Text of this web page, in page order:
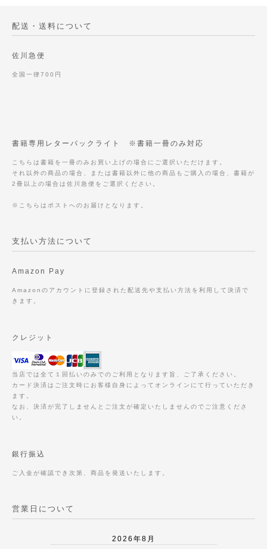
配送・送料について
佐川急便
全国一律700円
書籍専用レターパックライト ※書籍一冊のみ対応
こちらは書籍を一冊のみお買い上げの場合にご選択いただけます。
それ以外の商品の場合、または書籍以外に他の商品もご購入の場合、書籍が
2冊以上の場合は佐川急便をご選択ください。
※こちらはポストへのお届けとなります。
支払い方法について
Amazon Pay
Amazonのアカウントに登録された配送先や支払い方法を利用して決済で
きます。
クレジット
当店では全て１回払いのみでのご利用となります旨、ご了承ください。
カード決済はご注文時にお客様自身によってオンラインにて行っていただき
ます。
なお、決済が完了しませんとご注文が確定いたしませんのでご注意くださ
い。
銀行振込
ご入金が確認でき次第、商品を発送いたします。
営業日について
2026年8月